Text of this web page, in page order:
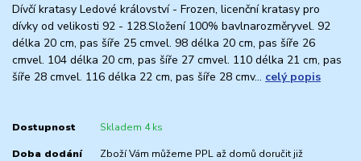
Dívčí kratasy Ledové království - Frozen, licenční kratasy pro
dívky od velikosti 92 - 128.Složení 100% bavlnarozměryvel. 92
délka 20 cm, pas šíře 25 cmvel. 98 délka 20 cm, pas šíře 26
cmvel. 104 délka 20 cm, pas šíře 27 cmvel. 110 délka 21 cm, pas
šíře 28 cmvel. 116 délka 22 cm, pas šíře 28 cmv... celý popis
Dostupnost Skladem 4 ks
Doba dodání
Zboží Vám můžeme PPL až domů doručit již